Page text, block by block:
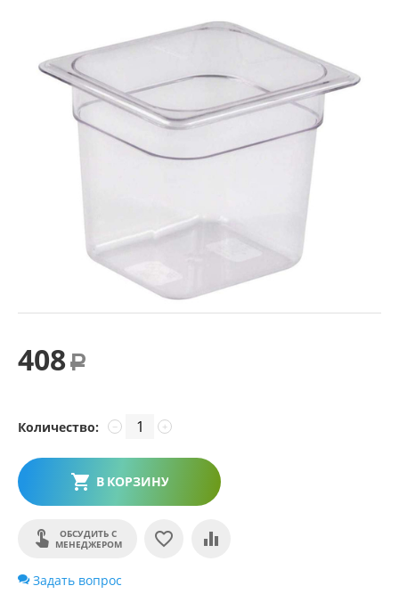
408 Р
Количество: +
−
В КОРЗИНУ
ОБСУДИТЬ С
МЕНЕДЖЕРОМ
Задать вопрос